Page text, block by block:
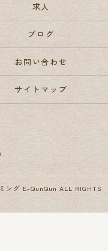
求人
ブログ
お問い合わせ
サイトマップ
ング E-QunQun ALL RIGHTS